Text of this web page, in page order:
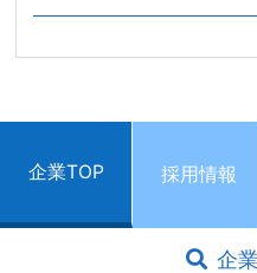
企業TOP 採用情報
企